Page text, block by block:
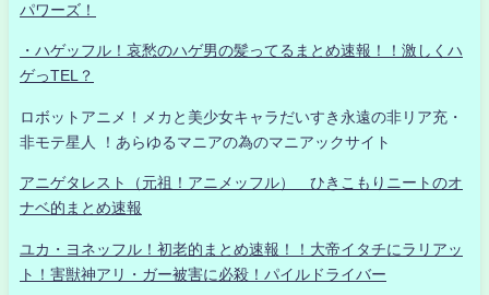
パワーズ！
・ハゲッフル！哀愁のハゲ男の髪ってるまとめ速報！！激しくハ
ゲっTEL？
ロボットアニメ！メカと美少女キャラだいすき永遠の非リア充・
非モテ星人 ！あらゆるマニアの為のマニアックサイト
アニゲタレスト（元祖！アニメッフル） ひきこもりニートのオ
ナベ的まとめ速報
ユカ・ヨネッフル！初老的まとめ速報！！大帝イタチにラリアッ
ト！害獣神アリ・ガー被害に必殺！パイルドライバー